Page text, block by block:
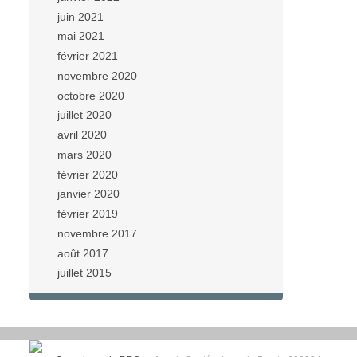
juin 2021
mai 2021
février 2021
novembre 2020
octobre 2020
juillet 2020
avril 2020
mars 2020
février 2020
janvier 2020
février 2019
novembre 2017
août 2017
juillet 2015